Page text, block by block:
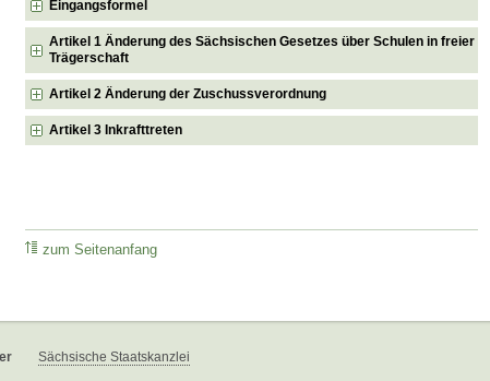
Eingangsformel
Artikel 1 Änderung des Sächsischen Gesetzes über Schulen in freier
Trägerschaft
Artikel 2 Änderung der Zuschussverordnung
Artikel 3 Inkrafttreten
zum Seitenanfang
Sächsische Staatskanzlei